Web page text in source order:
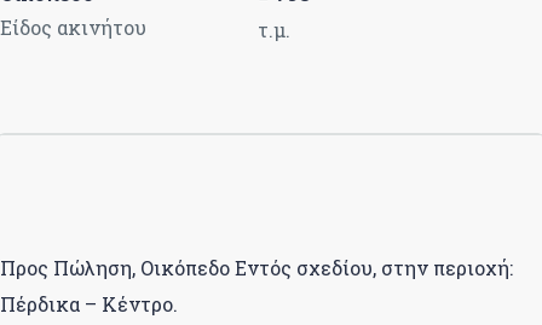
Είδος ακινήτου
τ.μ.
Προς Πώληση, Οικόπεδο Εντός σχεδίου, στην περιοχή:
Πέρδικα – Κέντρο.